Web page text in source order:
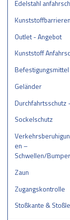
Edelstahl
Kunststoffbarrieren
Outlet - Angebot
Kunststoff
Befestigungsmittel
Geländer
Durchfahrtsschutz
Sockelschutz
en –
Schwellen/
Zaun
Zugangskontrolle
Stoßkante &